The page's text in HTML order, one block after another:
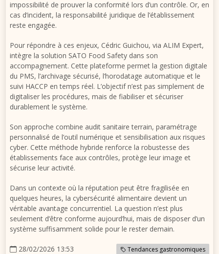
impossibilité de prouver la conformité lors d’un contrôle. Or, en
cas d’incident, la responsabilité juridique de l’établissement
reste engagée.
Pour répondre à ces enjeux, Cédric Guichou, via ALIM Expert,
intègre la solution SATO Food Safety dans son
accompagnement. Cette plateforme permet la gestion digitale
du PMS, l’archivage sécurisé, l’horodatage automatique et le
suivi HACCP en temps réel. L’objectif n’est pas simplement de
digitaliser les procédures, mais de fiabiliser et sécuriser
durablement le système.
Son approche combine audit sanitaire terrain, paramétrage
personnalisé de l’outil numérique et sensibilisation aux risques
cyber. Cette méthode hybride renforce la robustesse des
établissements face aux contrôles, protège leur image et
sécurise leur activité.
Dans un contexte où la réputation peut être fragilisée en
quelques heures, la cybersécurité alimentaire devient un
véritable avantage concurrentiel. La question n’est plus
seulement d’être conforme aujourd’hui, mais de disposer d’un
système suffisamment solide pour le rester demain.
28/02/2026 13:53 Tendances gastronomiques